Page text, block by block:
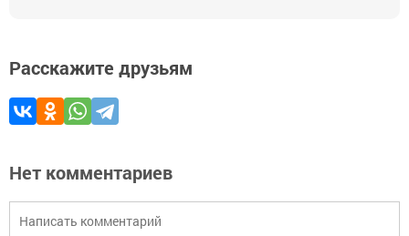
Расскажите друзьям
Нет комментариев